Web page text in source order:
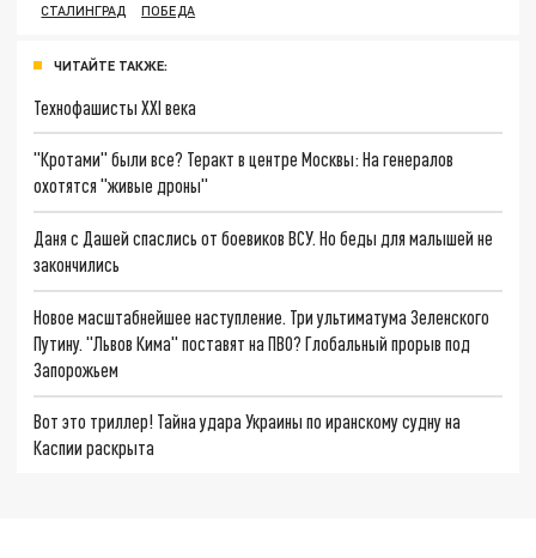
СТАЛИНГРАД
ПОБЕДА
ЧИТАЙТЕ ТАКЖЕ:
Технофашисты XXI века
"Кротами" были все? Теракт в центре Москвы: На генералов
охотятся "живые дроны"
Даня с Дашей спаслись от боевиков ВСУ. Но беды для малышей не
закончились
Новое масштабнейшее наступление. Три ультиматума Зеленского
Путину. "Львов Кима" поставят на ПВО? Глобальный прорыв под
Запорожьем
Вот это триллер! Тайна удара Украины по иранскому судну на
Каспии раскрыта